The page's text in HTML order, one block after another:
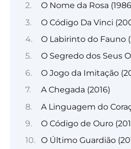
O Nome da Rosa
O Código Da Vinci
O Labirinto do Fauno
O Segredo dos Seus
O Jogo da Imitação
A Chegada (2016)
A Linguagem do
O Código de Ouro
O Último Guardião